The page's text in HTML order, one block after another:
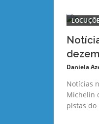
Daniela
Notícias
Michelin
pistas do